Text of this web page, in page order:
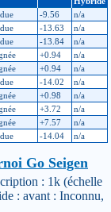
-9.56
n/a
-13.63
n/a
-13.84
n/a
+0.94
n/a
+0.94
n/a
-14.02
n/a
+0.98
n/a
+3.72
n/a
+7.57
n/a
-14.04 n/a
Go Seigen
: 1k (échelle
: avant : Inconnu,